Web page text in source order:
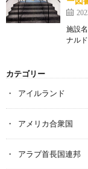
施設
ナル
カテゴリー
アイルランド
アメリカ合衆国
アラブ首長国連邦